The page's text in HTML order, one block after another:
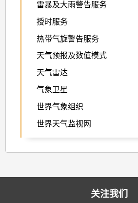
雷暴及大雨警告服务
授时服务
热带气旋警告服务
天气预报及数值模式
天气雷达
气象卫星
世界气象组织
世界天气监视网
关注我们